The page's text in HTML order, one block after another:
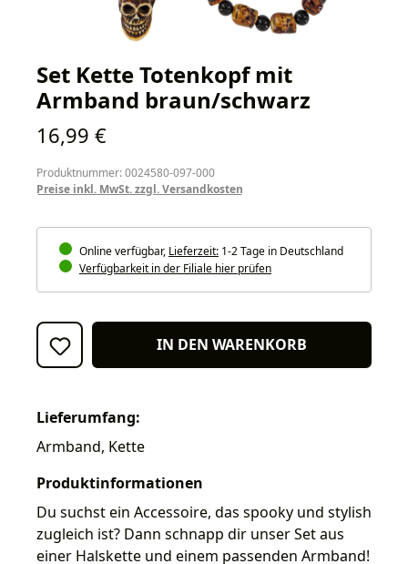
Set Kette Totenkopf mit
Armband braun/schwarz
Regulärer Preis:
16,99 €
Produktnummer: 0024580-097-000
Preise inkl. MwSt. zzgl. Versandkosten
Online verfügbar, Lieferzeit: 1-2 Tage in Deutschland
Verfügbarkeit in der Filiale hier prüfen
IN DEN WARENKORB
Lieferumfang:
Armband, Kette
Produktinformationen
Du suchst ein Accessoire, das spooky und stylish
zugleich ist? Dann schnapp dir unser Set aus
einer Halskette und einem passenden Armband!